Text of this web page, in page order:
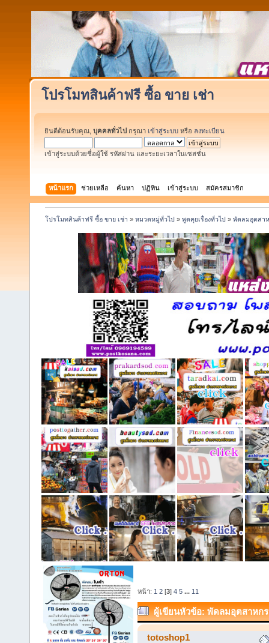
โปรโมทสินค้าฟรี ซื้อ ขาย เช่า
ยินดีต้อนรับคุณ, บุคคลทั่วไป กรุณา เข้าสู่ระบบ หรือ ลงทะเบียน
เข้าสู่ระบบด้วยชื่อผู้ใช้ รหัสผ่าน และระยะเวลาในเซสชั่น
หน้าแรก ช่วยเหลือ ค้นหา ปฏิทิน เข้าสู่ระบบ สมัครสมาชิก
โปรโมทสินค้าฟรี ซื้อ ขาย เช่า »หมวดหมู่ทั่วไป »พูดคุยเรื่องทั่วไป »พัดลมอุตสาห
หน้า: 1 2 [3] 4 5 ... 11
ผู้เขียนหัวข้อ: พัดลมอุตสาหกร
เสียงเงียบ ทนทาน (อ่าน 8414 ครั้
totoshop1